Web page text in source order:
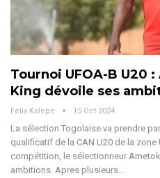
Tournoi UFOA-B U20
King dévoile ses
Felix Kalepe 15 Oct 2024
La sélection Togolaise va prendre
qualificatif de la CAN U20 de la
compétition, le sélectionneur
ambitions. Apres plusieurs…